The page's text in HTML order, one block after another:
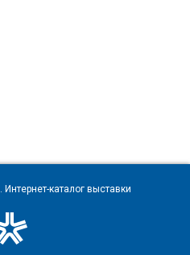
. Интернет-каталог выставки